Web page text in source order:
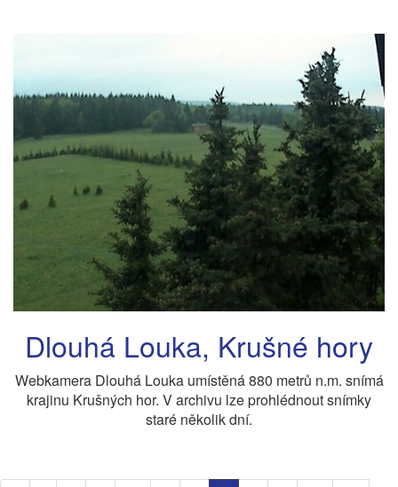
Dlouhá Louka, Krušné hory
Webkamera Dlouhá Louka umístěná 880 metrů n.m. snímá
krajinu Krušných hor. V archivu lze prohlédnout snímky
staré několik dní.